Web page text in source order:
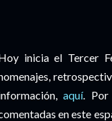
inicia el Tercer
aquí. Por
en este